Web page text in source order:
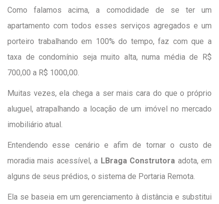
Como falamos acima, a comodidade de se ter um
apartamento com todos esses serviços agregados e um
porteiro trabalhando em 100% do tempo, faz com que a
taxa de condomínio seja muito alta, numa média de R$
700,00 a R$ 1000,00.
Muitas vezes, ela chega a ser mais cara do que o próprio
aluguel, atrapalhando a locação de um imóvel no mercado
imobiliário atual.
Entendendo esse cenário e afim de tornar o custo de
moradia mais acessível, a LBraga Construtora adota, em
alguns de seus prédios, o sistema de Portaria Remota.
Ela se baseia em um gerenciamento à distância e substitui